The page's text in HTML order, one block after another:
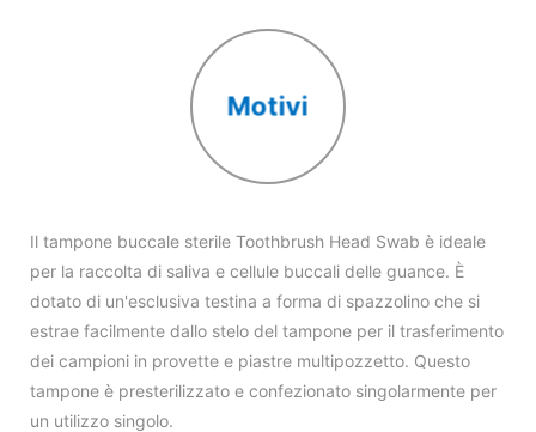
spazzolino da denti?
Si tratta di un tampone di
di spazzolino da denti per la
realizzato in fibra agugliata di grado
testina è innocua per i microrganismi
campione. Il design è perfetto e il
raccolta dopo il prelievo.
Motivi
Il tampone buccale sterile Toothbrush Head Swab è ideale
per la raccolta di saliva e cellule buccali delle guance. È
dotato di un'esclusiva testina a forma di spazzolino che si
estrae facilmente dallo stelo del tampone per il trasferimento
dei campioni in provette e piastre multipozzetto. Questo
tampone è presterilizzato e confezionato singolarmente per
un utilizzo singolo.